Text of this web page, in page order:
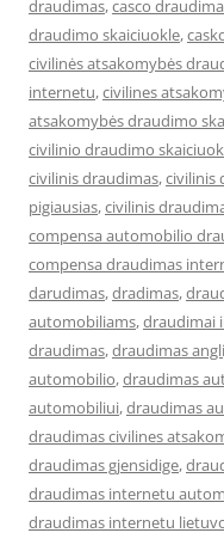
draudimas,casco
draudimo skaiciuokle,
civilinės atsakomybės
internetu,civilines
atsakomybės draudimo
civilinio draudimo
civilinis draudimas,civilinis
pigiausias,civilinis
compensa automobilio
compensa draudimas
darudimas,dradimas,
automobiliams,draudimai
draudimas,draudimas
automobilio,draudimas
automobiliui,draudimas
draudimas civilines
draudimas gjensidige,
draudimas internetu
draudimas internetu